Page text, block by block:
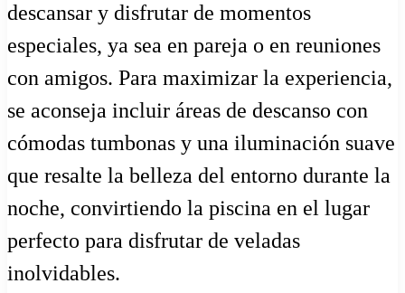
descansar y disfrutar de momentos
especiales, ya sea en pareja o en reuniones
con amigos. Para maximizar la experiencia,
se aconseja incluir áreas de descanso con
cómodas tumbonas y una iluminación suave
que resalte la belleza del entorno durante la
noche, convirtiendo la piscina en el lugar
perfecto para disfrutar de veladas
inolvidables.